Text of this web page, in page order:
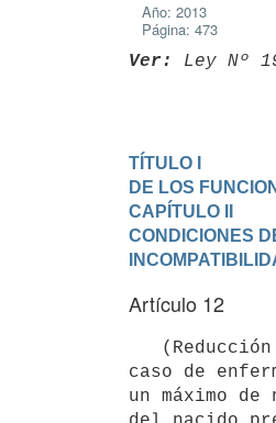
Año: 2013
Página: 473
Ver: Ley Nº
TÍTULO I
DE LOS
CAPÍTULO II
CONDICIONES
Artículo 12
caso de
un máximo